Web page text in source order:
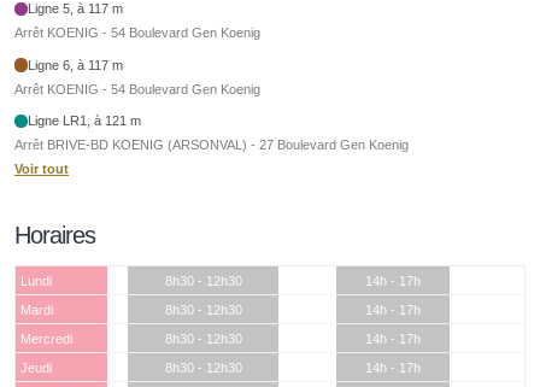
Ligne 5, à 117 m
Arrêt KOENIG - 54 Boulevard Gen Koenig
Ligne 6, à 117 m
Arrêt KOENIG - 54 Boulevard Gen Koenig
Ligne LR1, à 121 m
Arrêt BRIVE-BD KOENIG (ARSONVAL) - 27 Boulevard Gen Koenig
Voir tout
Horaires
Lundi 8h30 - 12h30
14h - 17h
Mardi
8h30 - 12h30
14h - 17h
Mercredi
8h30 - 12h30
14h - 17h
Jeudi
8h30 - 12h30
14h - 17h